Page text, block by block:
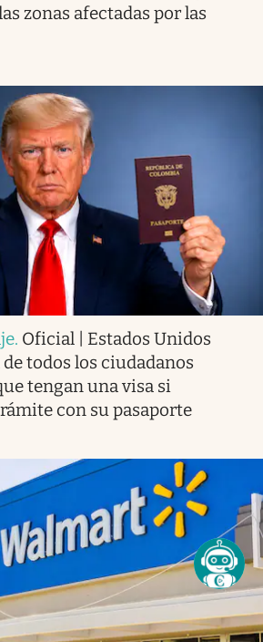
zonas afectadas por las
. Oficial | Estados Unidos
todos los ciudadanos
tengan una visa si
con su pasaporte